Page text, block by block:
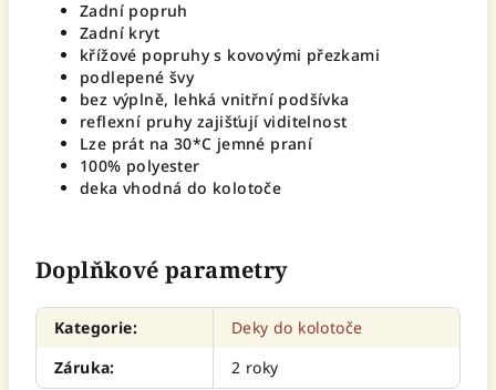
Zadní popruh
Zadní kryt
křížové popruhy s kovovými přezkami
podlepené švy
bez výplně, lehká vnitřní podšívka
reflexní pruhy zajišťují viditelnost
Lze prát na 30*C jemné praní
100% polyester
deka vhodná do kolotoče
Doplňkové parametry
Kategorie:
Deky do kolotoče
Záruka: 2 roky